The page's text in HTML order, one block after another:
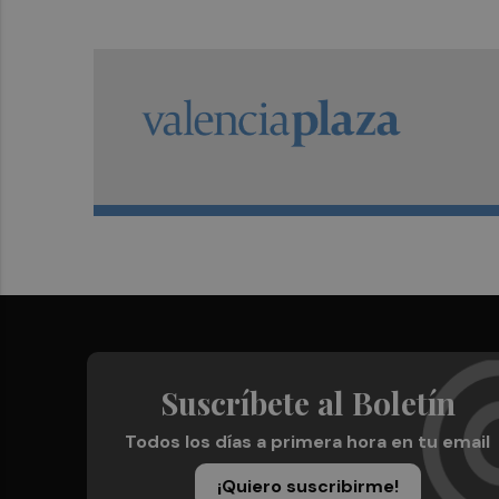
Suscríbete al Boletín
Todos los días a primera hora en tu email
¡Quiero suscribirme!